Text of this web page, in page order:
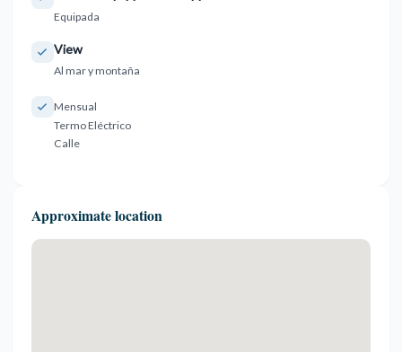
Equipada
View
Al mar y montaña
Mensual
Termo Eléctrico
Calle
Approximate location